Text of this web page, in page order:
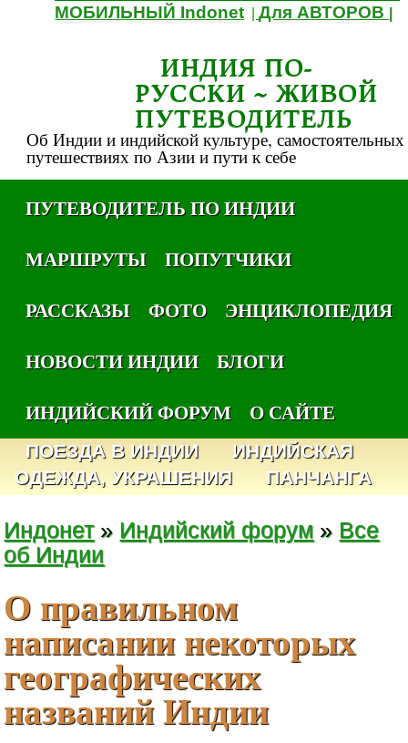
МОБИЛЬНЫЙ Indonet |Для АВТОРОВ
ИНДИЯ ПО-
РУССКИ ~ ЖИВОЙ
ПУТЕВОДИТЕЛЬ
Об Индии и индийской культуре, самостоятельных
путешествиях по Азии и пути к себе
ПУТЕВОДИТЕЛЬ ПО ИНДИИ
МАРШРУТЫ
ПОПУТЧИКИ
РАССКАЗЫ
ФОТО
ЭНЦИКЛОПЕДИЯ
НОВОСТИ ИНДИИ
БЛОГИ
ИНДИЙСКИЙ ФОРУМ
О САЙТЕ
ПОЕЗДА В ИНДИИ
ИНДИЙСКАЯ
ОДЕЖДА, УКРАШЕНИЯ
ПАНЧАНГА
Индонет» Индийский форум » Все
об Индии
О правильном
написании некоторых
географических
названий Индии